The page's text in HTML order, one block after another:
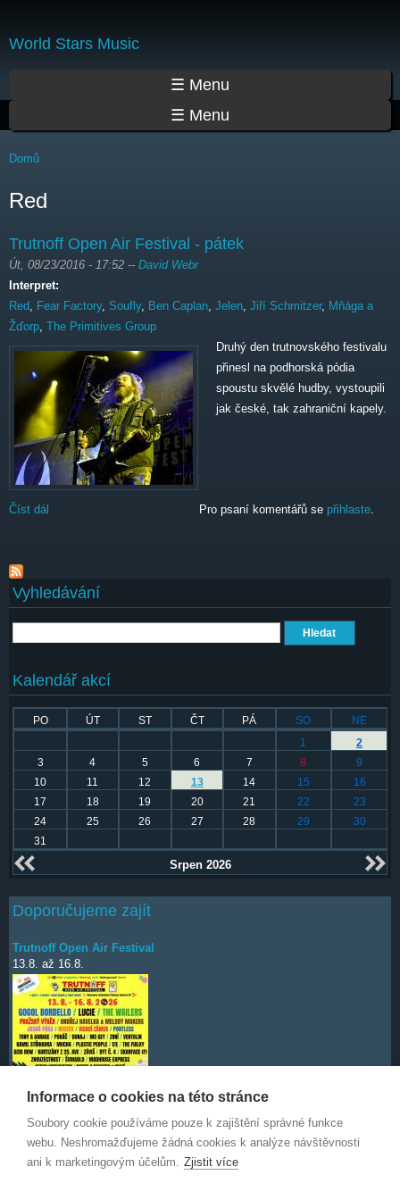
World Stars Music
☰ Menu
☰ Menu
Jste zde
Domů
Red
Trutnoff Open Air Festival - pátek
Út, 08/23/2016 - 17:52 -- David Webr
Interpret:
Red
Fear Factory, Soufly, Ben Caplan Jelen Jiří Schmitzer, Mňága a
Žďorp The Primitives Group
Druhý den trutnovského festivalu
přinesl na podhorská pódia
spoustu skvělé hudby, vystoupili
jak české, tak zahraniční kapely.
Číst dál Trutnoff Open Air Festival - pátekPro psaní komentářů se přihlaste.
Vyhledávání
Kalendář akcí
PO ÚT ST ČT PÁ SO
NE
1
2
3
4 5 6 7 8
9
10
11 12 13 14 15
16
17
18 19 20 21 22
23
24
25 26 27 28 29
30
31
Srpen 2026
Doporučujeme zajít
Trutnoff Open Air Festival
13.8. až 16.8.
Deep Purple
7.10.
Informace o cookies na této stránce
Soubory cookie používáme pouze k zajištění správné funkce
webu. Neshromažďujeme žádná cookies k analýze návštěvnosti
ani k marketingovým účelům. Zjistit více